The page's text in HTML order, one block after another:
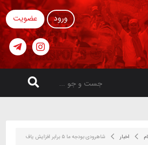
ورود عضویت
اخبار
شاهرودی:بودجه ما ۵ برابر افزایش یاف